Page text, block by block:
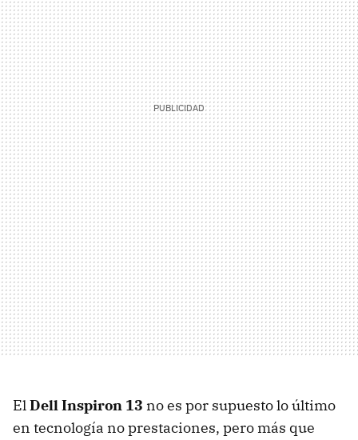
ElDell Inspiron 13 no es por supuesto lo último
en tecnología no prestaciones, pero más que